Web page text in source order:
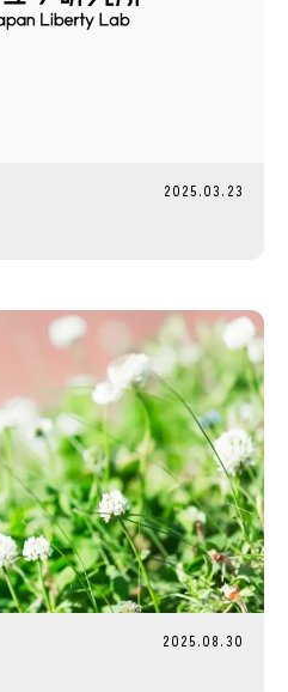
2025.03.23
2025.08.30